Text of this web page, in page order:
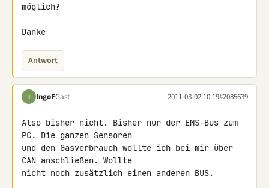
möglich?
Danke
Antwort
I IngoFGast 2011-03-02 10:19#2085639
Also bisher nicht. Bisher nur der EMS-Bus zum
PC. Die ganzen Sensoren
und den Gasverbrauch wollte ich bei mir über
CAN anschließen. Wollte
nicht noch zusätzlich einen anderen BUS.